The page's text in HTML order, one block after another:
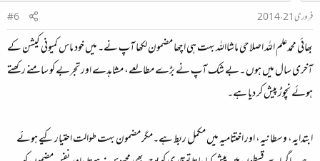
فروری 21، 2014
#6
بھائی محمدعلم اللہ اصلاحی ماشااللہ بہت ہی اچھا مضمون لکھا آپ نے۔ میں خود ماس کمیونی کیشن کے
آخری سال میں ہوں ۔بے شک آپ نے بڑے مطالعے، مشاہدے اور تجربے کو سامنے رکھتے
ہوئے نچوڑ پیش کر دیا ہے۔
ابتدایہ، وسطانیہ، اور اختتامیہ میں مکمل ربط ہے۔مگر مضمون بہت طوالت احتیار کیے ہوئے